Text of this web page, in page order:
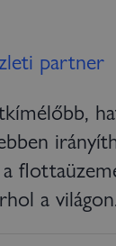
partner
a